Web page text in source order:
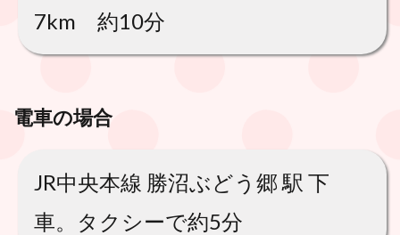
7km 約10分
電車の場合
JR中央本線 勝沼ぶどう郷 駅 下
車。タクシーで約5分